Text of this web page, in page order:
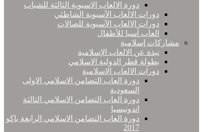
دورة الالعاب الاسيوية الثالثة للشباب
دورات الالعاب الآسيوية الشاطئي
دورات الالعاب الآسيوية للصالات
العاب آسيا للأطفال
مشاركات إسلامية
نبذة عن الالعاب الإسلامية
بطولة قطر الدولية الاسلامي
دورات الالعاب الإسلامية
دورة العاب التضامن الاسلامي الاولى
السعودية
دورة العاب التضامن الاسلامي الثالثة
اندونيسيا
دورة العاب التضامن الاسلامي الرابعة باكو
2017